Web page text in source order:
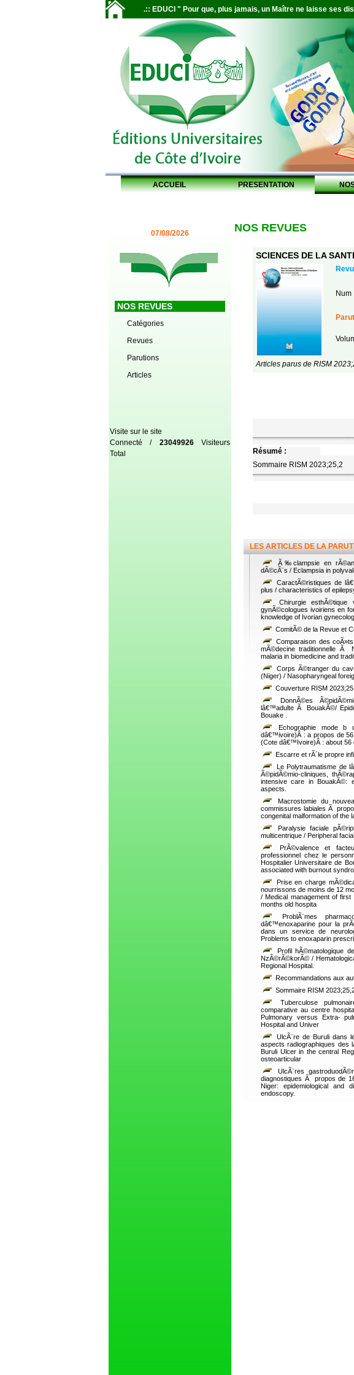
.:: EDUCI " Pour que, plus jamais, un Maître ne laisse ses
ACCUEIL PRESENTATION
07/08/2026
NOS REVUES
Catégories
Revues
Parutions
Articles
Visite sur le site
Connecté / 23049926Visiteurs
Total
NOS REVUES
SCIENCES DE LA
Num
Articles parus de RISM
Résumé :
Sommaire RISM 2023;25,2
LES ARTICLES DE LA
Ã‰clampsie en
dÃ©cÃ¨s / Eclampsia in
CaractÃ©ristiques de
plus / characteristics of
Chirurgie esthÃ©tique
gynÃ©cologues ivoiriens en
knowledge of Ivorian
ComitÃ© de la Revue et
Comparaison des
mÃ©decine traditionnelle Ã
malaria in biomedicine and
Corps Ã©tranger du
(Niger) / Nasopharyngeal
Couverture RISM
DonnÃ©es
lâ€™adulte Ã BouakÃ©/
Bouake .
Echographie mode b
dâ€™ivoire)Â : a propos de
(Cote dâ€™Ivoire)Â : about 56
Escarre et rÃ´le propre
Le Polytraumatisme de
Ã©pidÃ©mio-cliniques,
intensive care in BouakÃ©:
aspects.
Macrostomie du
commissures labiales Ã
congenital malformation of the
Paralysie faciale
multicentrique / Peripheral
PrÃ©valence et
professionnel chez le
Hospitalier Universitaire de
associated with burnout
Prise en charge
nourrissons de moins de 12
/ Medical management of
months old hospita
ProblÃ¨mes
dâ€™enoxaparine pour la
dans un service de
Problems to enoxaparin
Profil hÃ©matologique
NzÃ©rÃ©korÃ© /
Regional Hospital.
Recommandations aux
Sommaire RISM
Tuberculose
comparative au centre
Pulmonary versus Extra-
Hospital and Univer
UlcÃ¨re de Buruli dans
aspects radiographiques
Buruli Ulcer in the central
osteoarticular
UlcÃ¨res
diagnostiques Ã propos de
Niger: epidemiological and
endoscopy.